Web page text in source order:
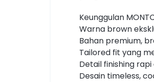
Keunggulan
Warna brown
Bahan premium,
Tailored fit yang
Detail finishing
Desain timeless,